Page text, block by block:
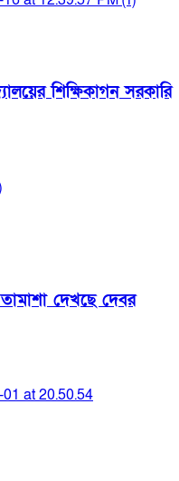
শিক্ষিকাগন সরকারি
তামাশা দেখছে দেবর